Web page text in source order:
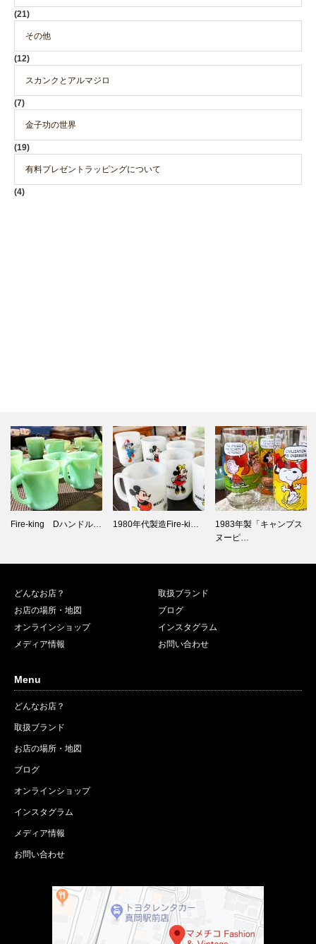
(21)
その他
(12)
スカンクとアルマジロ
(7)
金子功の世界
(19)
有料プレゼントラッピングについて
(4)
1980年代製造Fire-ki…
1983年製「キャンプス
Fire-king 9オンスマ…
どんなお店？
取扱ブランド
お店の場所・地図
ブログ
オンラインショップ
インスタグラム
メディア情報
お問い合わせ
Menu
どんなお店？
取扱ブランド
お店の場所・地図
ブログ
オンラインショップ
インスタグラム
メディア情報
お問い合わせ